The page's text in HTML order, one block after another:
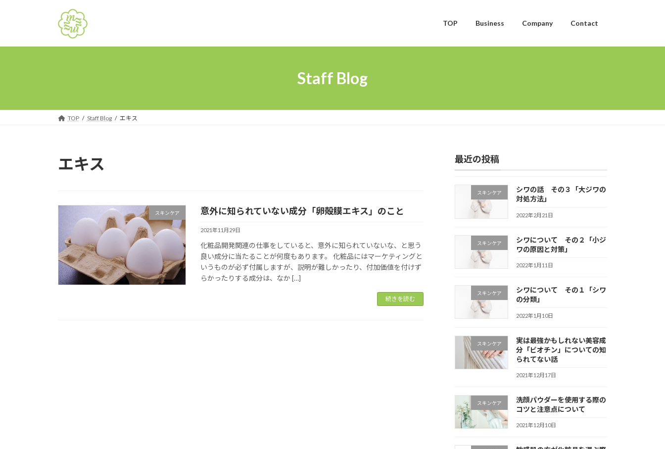
プ
動
TOP Business Company Contact
Staff Blog
TOP Staff Blog エキス
エキス
スキンケア 意外に知られていない成分「卵殻膜エキス」のこと
2021年11月29日
化粧品開発関連の仕事をしていると、意外に知られていないな、と思う
良い成分に当たることが何度もあります。 化粧品にはマーケティングと
いうものが必ず付属しますが、説明が難しかったり、付加価値を付けず
らかったりする成分は、なか […]
続きを読む
最近の投稿
スキンケア
シワの話 その３「大ジワの
対処方法」
2022年2月21日
スキンケア
シワについて その２「小ジ
ワの原因と対策」
2022年1月11日
スキンケア
シワについて その１「シワ
の分類」
2022年1月10日
スキンケア
実は最強かもしれない美容成
分「ビオチン」についての知
られてない話
2021年12月17日
スキンケア
洗顔パウダーを使用する際の
コツと注意点について
2021年12月10日